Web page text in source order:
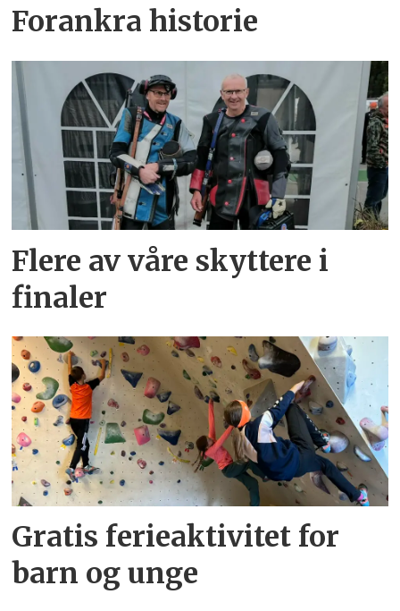
Forankra historie
Flere av våre skyttere i
finaler
Gratis ferieaktivitet for
barn og unge